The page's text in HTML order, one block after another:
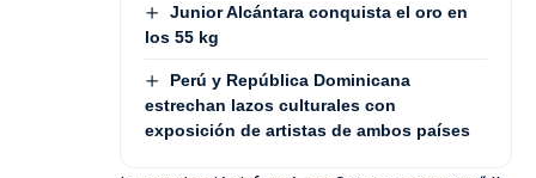
Junior Alcántara conquista el oro en
los 55 kg
Perú y República Dominicana
estrechan lazos culturales con
exposición de artistas de ambos países